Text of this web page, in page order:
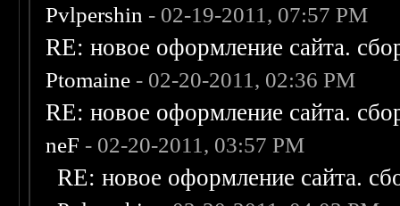
Pvlpershin - 02-19-2011, 07:57 PM
RE: новое оформление сайта.
Ptomaine - 02-20-2011, 02:36 PM
RE: новое оформление сайта.
neF - 02-20-2011, 03:57 PM
RE: новое оформление сайта.